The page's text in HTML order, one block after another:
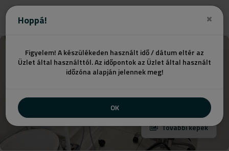
Hoppá!
Figyelem! A készülékeden használt idő / dátum eltér az
Üzlet által használttól. Az időpontok az Üzlet által használt
időzóna alapján jelennek meg!
OK
További képek